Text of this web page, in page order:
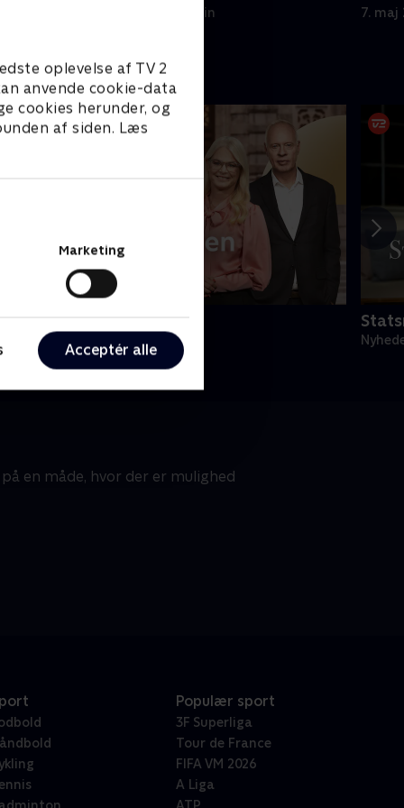
oplevelse af TV 2
anvende cookie-data
cookies herunder, og
af siden. Læs
Marketing
Acceptér alle
Frederiksen på Marienborg.
8. maj 2026 • 121 min 7. maj
& Magasiner
en måde, hvor der er mulighed
Populær sport
3F Superliga
Tour de France
FIFA VM 2026
A Liga